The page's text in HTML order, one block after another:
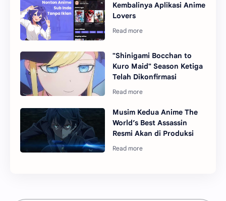
Kembalinya Aplikasi Anime
Lovers
"Shinigami Bocchan to
Kuro Maid" Season Ketiga
Telah Dikonfirmasi
Musim Kedua Anime The
World’s Best Assassin
Resmi Akan di Produksi